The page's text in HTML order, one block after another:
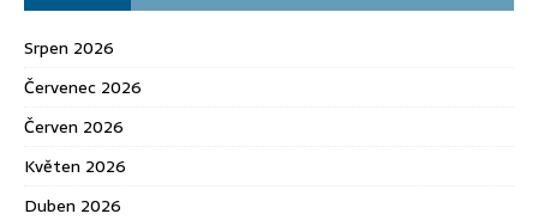
Srpen 2026
Červenec 2026
Červen 2026
Květen 2026
Duben 2026